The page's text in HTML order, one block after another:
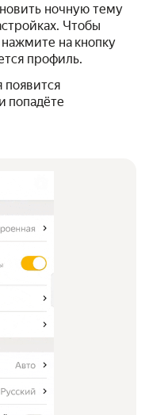
ночную тему
Чтобы
нажмите на кнопку
профиль.
попадёте